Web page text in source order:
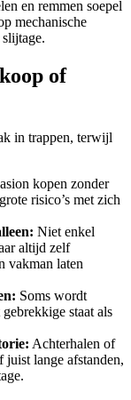
en remmen soepel
mechanische
of
in trappen, terwijl
kopen zonder
risico’s met zich
Niet enkel
altijd zelf
vakman laten
Soms wordt
staat als
Achterhalen of
juist lange afstanden,